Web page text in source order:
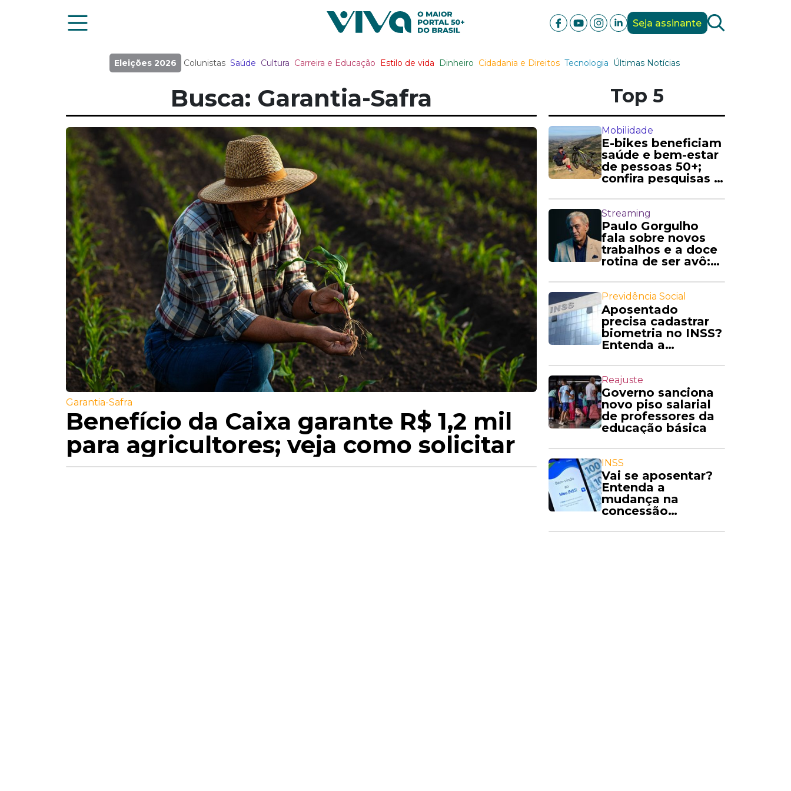
Seja assinante
Eleições 2026 Colunistas Saúde Cultura Carreira e Educação Estilo de vida Dinheiro Cidadania e Direitos Tecnologia Últimas Notícias
Busca: Garantia-Safra
Garantia-Safra
Benefício da Caixa garante R$ 1,2 mil
para agricultores; veja como solicitar
Top 5
Mobilidade
E-bikes beneficiam
saúde e bem-estar
de pessoas 50+;
confira pesquisas e
Streaming
Paulo Gorgulho
fala sobre novos
trabalhos e a doce
rotina de ser avô:
Previdência Social
Aposentado
precisa cadastrar
biometria no INSS?
Entenda a
Reajuste
Governo sanciona
novo piso salarial
de professores da
educação básica
INSS
Vai se aposentar?
Entenda a
mudança na
concessão
benefícios